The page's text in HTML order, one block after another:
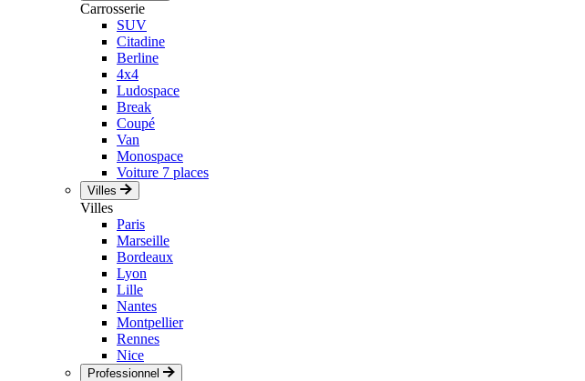
Carrosserie
SUV
Citadine
Berline
4x4
Ludospace
Break
Coupé
Van
Monospace
Voiture 7 places
Villes
Villes
Paris
Marseille
Bordeaux
Lyon
Lille
Nantes
Montpellier
Rennes
Nice
Professionnel